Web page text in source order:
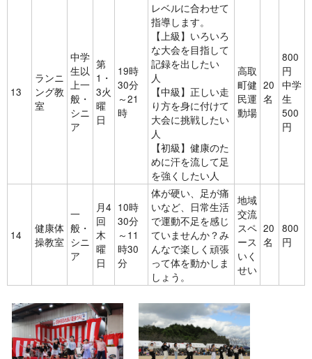
13
ランニ
ング教
室
中学
生以
上一
般・
シニ
ア
第
1・
3火
曜
日
19時
30分
～21
時
レベルに合わせて
指導します。
【上級】いろいろ
な大会を目指して
記録を出したい
人
【中級】正しい走
り方を身に付けて
大会に挑戦したい
人
【初級】健康のた
めに汗を流して足
を強くしたい人
高取
町健
民運
動場
20
名
800
円
中学
生
500
円
14
健康体
操教室
一
般・
シニ
ア
月4
回
木
曜
日
10時
30分
～11
時30
分
体が硬い、足が痛
いなど、日常生活
で運動不足を感じ
ていませんか？み
んなで楽しく頑張
って体を動かしま
しょう。
地域
交流
スペ
ース
いく
せい
20
名
800
円